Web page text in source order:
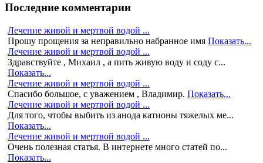
Последние комментарии
Лечение живой и мертвой водой ...
Прошу прощения за неправильно набранное имя Показать...
Лечение живой и мертвой водой ...
Здравствуйте , Михаил , а пить живую воду и соду с...
Показать...
Лечение живой и мертвой водой ...
Спасибо большое, с уважением , Владимир. Показать...
Лечение живой и мертвой водой ...
Для того, чтобы выбить из анода катионы тяжелых ме...
Показать...
Лечение живой и мертвой водой ...
Очень полезная статья. В интернете много статей по...
Показать...